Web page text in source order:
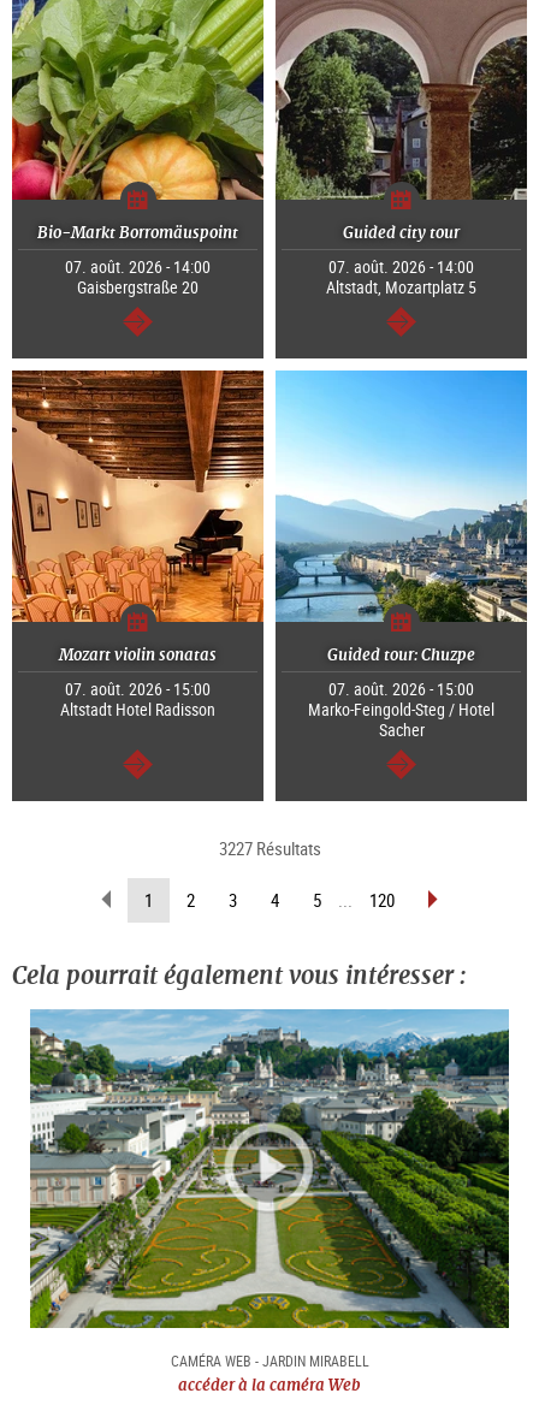
Bio-Markt Borromäuspoint
07. août. 2026 - 14:00
Gaisbergstraße 20
Continuer
Guided city tour
07. août. 2026 - 14:00
Altstadt, Mozartplatz 5
Continuer
Mozart violin sonatas
07. août. 2026 - 15:00
Altstadt Hotel Radisson
Continuer
Guided tour: Chuzpe
07. août. 2026 - 15:00
Marko-Feingold-Steg / Hotel
Sacher
Continuer
3227 Résultats
Revenir
d’une
1 (Page
actuelle)
2 3 4 5 ... 120 Avancer
Cela pourrait également vous intéresser :
CAMÉRA WEB - JARDIN MIRABELL
accéder à la caméra Web